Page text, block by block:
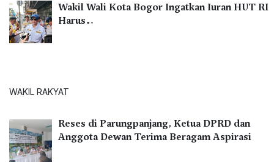
Wakil Wali Kota Bogor Ingatkan Iuran HUT RI
Harus…
WAKIL RAKYAT
Reses di Parungpanjang, Ketua DPRD dan
Anggota Dewan Terima Beragam Aspirasi